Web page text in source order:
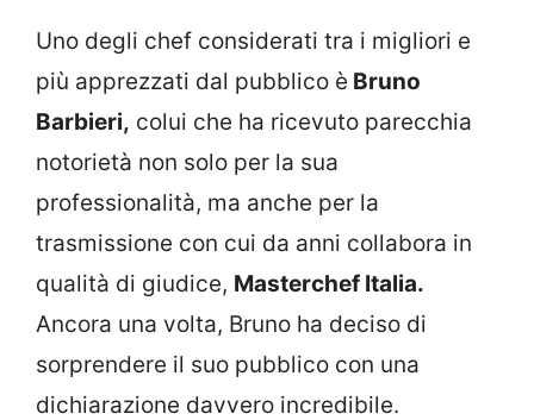
Uno degli chef considerati tra i migliori e
più apprezzati dal pubblico è Bruno
Barbieri, colui che ha ricevuto parecchia
notorietà non solo per la sua
professionalità, ma anche per la
trasmissione con cui da anni collabora in
qualità di giudice, Masterchef Italia.
Ancora una volta, Bruno ha deciso di
sorprendere il suo pubblico con una
dichiarazione davvero incredibile.